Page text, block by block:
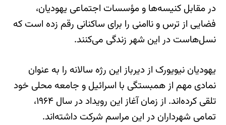
در مقابل کنیسه‌ها و مؤسسات اجتماعی یهودیان،
فضایی از ترس و ناامنی را برای ساکنانی رقم زده است که
نسل‌هاست در این شهر زندگی می‌کنند.
یهودیان نیویورک از دیرباز این رژه سالانه را به عنوان
نمادی مهم از همبستگی با اسرائیل و جامعه محلی خود
تلقی کرده‌اند. از زمان آغاز این رویداد در سال ۱۹۶۴،
تمامی شهرداران در این مراسم شرکت داشته‌اند.